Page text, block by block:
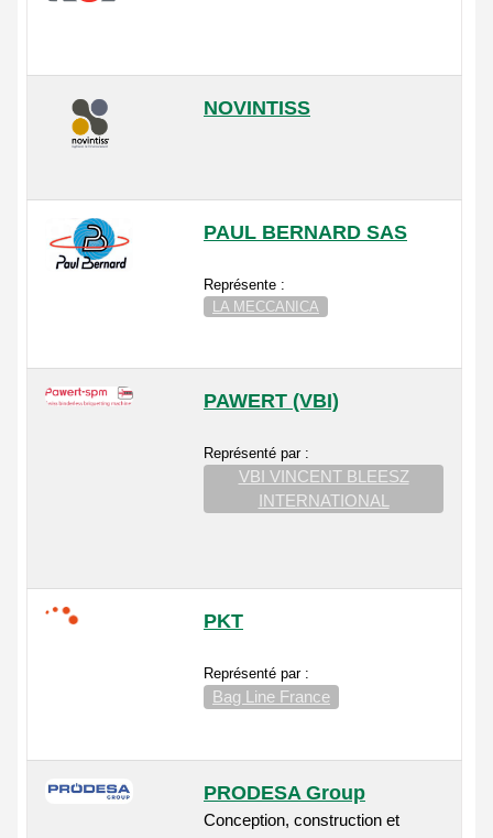
NOVINTISS
PAUL BERNARD SAS
Représente :
LA MECCANICA
PAWERT (VBI)
Représenté par :
VBI VINCENT BLEESZ
INTERNATIONAL
PKT
Représenté par :
Bag Line France
PRODESA Group
Conception, construction et